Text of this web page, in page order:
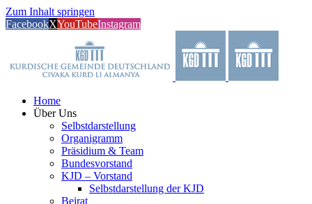
Zum Inhalt springen
FacebookXYouTubeInstagram
Home
Über Uns
Selbstdarstellung
Organigramm
Präsidium & Team
Bundesvorstand
KJD – Vorstand
Selbstdarstellung der KJD
Beirat